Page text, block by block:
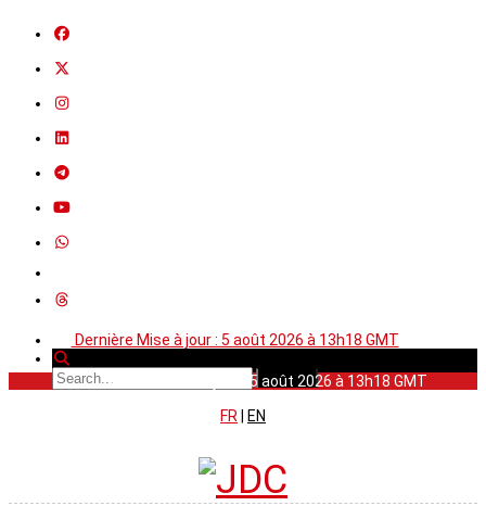
Dernière Mise à jour : 5 août 2026 à 13h18 GMT
Dernière Mise à jour : 5 août 2026 à 13h18 GMT
FR
EN